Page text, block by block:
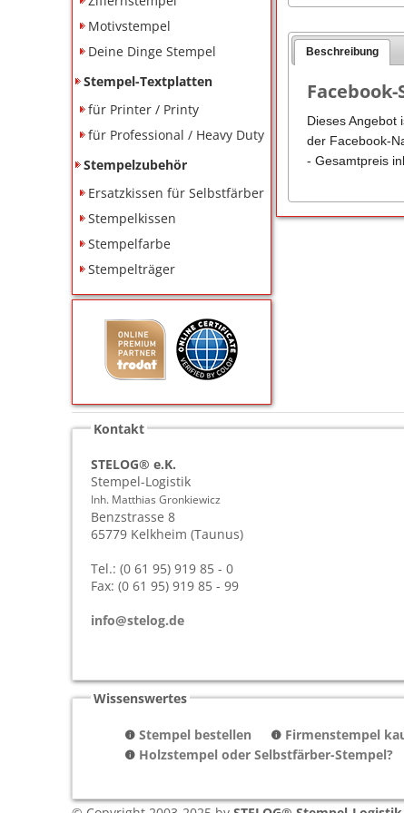
Motivstempel
Deine Dinge Stempel
Stempel-Textplatten
für Printer / Printy
für Professional / Heavy Duty
Stempelzubehör
Ersatzkissen für Selbstfärber
Stempelkissen
Stempelfarbe
Stempelträger
Beschreibung
Dieses Angebot
der Facebook-
- Gesamtpreis
Kontakt
STELOG® e.K.
Stempel-Logistik
Inh. Matthias Gronkiewicz
Benzstrasse 8
65779 Kelkheim (Taunus)
Tel.: (0 61 95) 919 85 - 0
Fax: (0 61 95) 919 85 - 99
info@stelog.de
Wissenswertes
Stempel bestellen Firmenstempel
Holzstempel oder Selbstfärber-Stempel?